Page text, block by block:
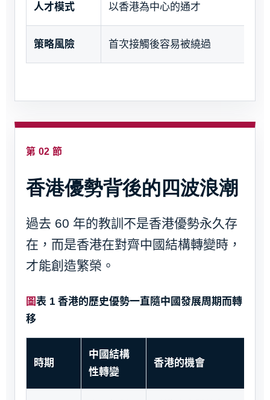
人才模式 以香港為中心的通才
策略風險 首次接觸後容易被繞過
第 02 節
香港優勢背後的四波浪潮
過去 60 年的教訓不是香港優勢永久存
在，而是香港在對齊中國結構轉變時，
才能創造繁榮。
圖表 1 香港的歷史優勢一直隨中國發展周期而轉
移
時期
中國結構
性轉變
香港的機會